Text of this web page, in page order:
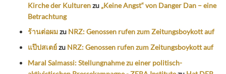
Kirche der Kulturenzu „Keine Angst“ von Danger Dan – eine
Betrachtung
ร้านต่อผมzu NRZ: Genossen rufen zum Zeitungsboykott auf
แป๊ปสเตย์zu NRZ: Genossen rufen zum Zeitungsboykott auf
Maral Salmassi: Stellungnahme zu einer politisch-